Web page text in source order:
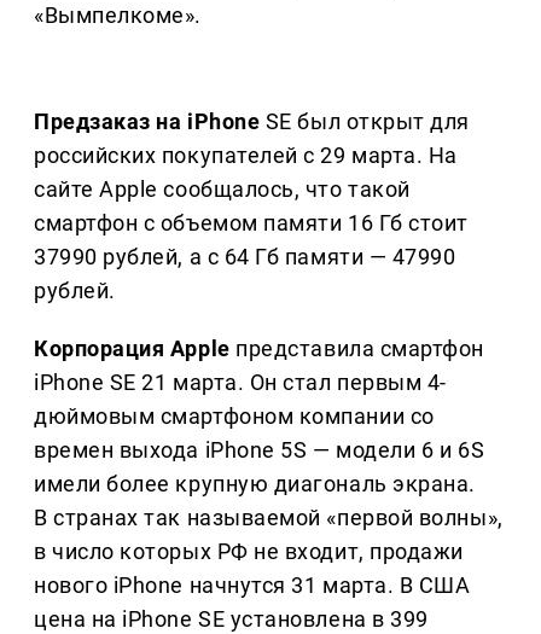
«Вымпелкоме».
Предзаказ на iPhone SE был открыт для
российских покупателей с 29 марта. На
сайте Apple сообщалось, что такой
смартфон с объемом памяти 16 Гб стоит
37990 рублей, а с 64 Гб памяти — 47990
рублей.
Корпорация Apple представила смартфон
iPhone SE 21 марта. Он стал первым 4-
дюймовым смартфоном компании со
времен выхода iPhone 5S — модели 6 и 6S
имели более крупную диагональ экрана.
В странах так называемой «первой волны»,
в число которых РФ не входит, продажи
нового iPhone начнутся 31 марта. В США
цена на iPhone SE установлена в 399